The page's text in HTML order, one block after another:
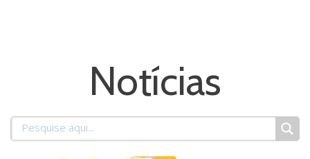
Notícias